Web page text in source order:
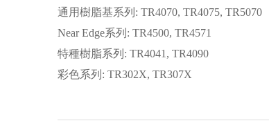
通用樹脂基系列: TR4070, TR4075, TR5070
Near Edge系列: TR4500, TR4571
特種樹脂系列: TR4041, TR4090
彩色系列: TR302X, TR307X